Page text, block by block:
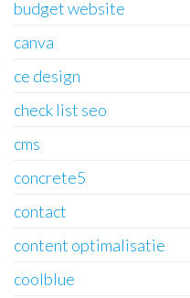
budget website
canva
ce design
check list seo
cms
concrete5
contact
content optimalisatie
coolblue